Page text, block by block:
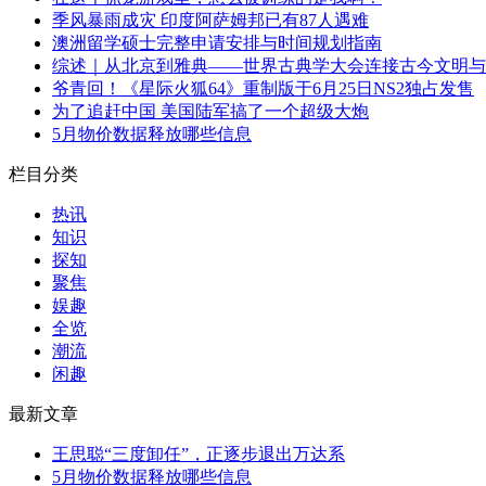
季风暴雨成灾 印度阿萨姆邦已有87人遇难
澳洲留学硕士完整申请安排与时间规划指南
综述｜从北京到雅典——世界古典学大会连接古今文明
爷青回！《星际火狐64》重制版于6月25日NS2独占发售
为了追赶中国 美国陆军搞了一个超级大炮
5月物价数据释放哪些信息
栏目分类
热讯
知识
探知
聚焦
娱趣
全览
潮流
闲趣
最新文章
王思聪“三度卸任”，正逐步退出万达系
5月物价数据释放哪些信息